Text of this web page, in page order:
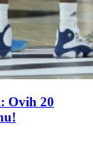
Ovih 20